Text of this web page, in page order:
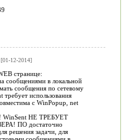
12-2014]
странице:
сообщениями в локальной
сообщения по сетевому
использования
с WinPopup, net
WinSent НЕ ТРЕБУЕТ
ПО достаточно
решения задачи, для